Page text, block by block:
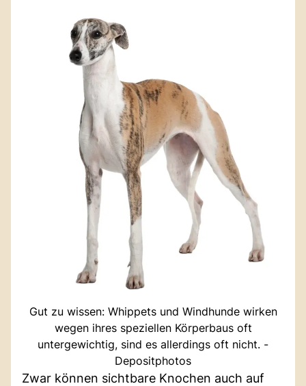
Gut zu wissen: Whippets und Windhunde wirken
wegen ihres speziellen Körperbaus oft
untergewichtig, sind es allerdings oft nicht. -
Depositphotos
Zwar können sichtbare Knochen auch auf